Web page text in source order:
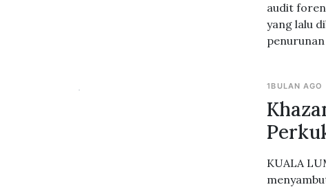
audit
yang lalu
1BULAN AGO
KUALA